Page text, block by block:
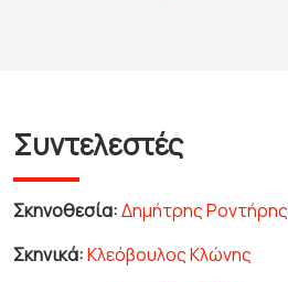
Συντελεστές
Σκηνοθεσία:Δημήτρης Ροντήρης
Σκηνικά:Κλεόβουλος Κλώνης